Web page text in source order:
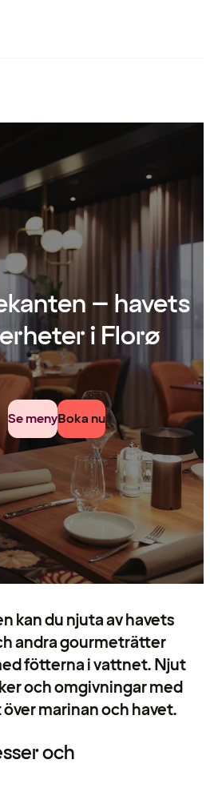
– havets
i Florø
Se menyBoka nu
kan du njuta av havets
andra gourmeträtter
fötterna i vattnet. Njut
och omgivningar med
marinan och havet.
och